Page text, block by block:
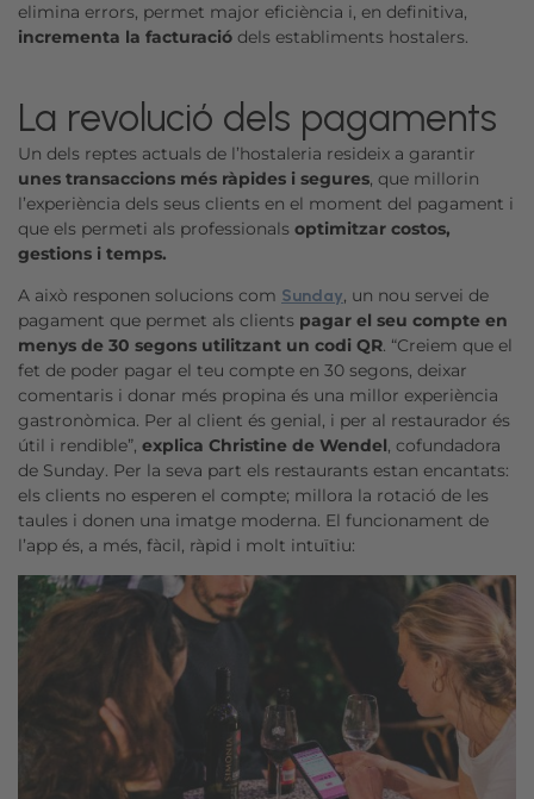
elimina errors, permet major eficiència i, en definitiva,
incrementa la facturació dels establiments hostalers.
La revolució dels pagaments
Un dels reptes actuals de l’hostaleria resideix a garantir
unes transaccions més ràpides i segures, que millorin
l’experiència dels seus clients en el moment del pagament i
que els permeti als professionals optimitzar costos,
gestions i temps.
A això responen solucions com Sunday, un nou servei de
pagament que permet als clients pagar el seu compte en
menys de 30 segons utilitzant un codi QR. “Creiem que el
fet de poder pagar el teu compte en 30 segons, deixar
comentaris i donar més propina és una millor experiència
gastronòmica. Per al client és genial, i per al restaurador és
útil i rendible”, explica Christine de Wendel, cofundadora
de Sunday. Per la seva part els restaurants estan encantats:
els clients no esperen el compte; millora la rotació de les
taules i donen una imatge moderna. El funcionament de
l’app és, a més, fàcil, ràpid i molt intuïtiu: